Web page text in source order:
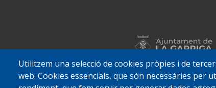
Utilitzem una selecció de cookies pròpies i de
web: Cookies essencials, que són necessàries per